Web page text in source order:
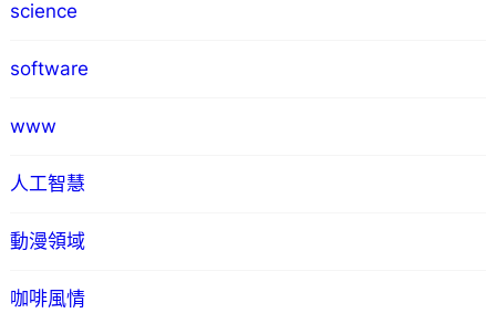
science
software
www
人工智慧
動漫領域
咖啡風情